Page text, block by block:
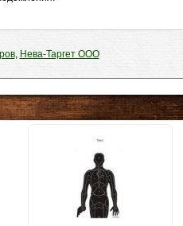
, Нева-Таргет ООО